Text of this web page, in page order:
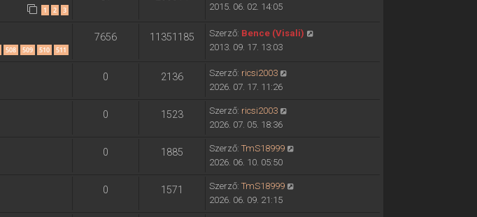
1 2 3
2015. 06. 02. 14:05
508 509 510 511
7656 11351185 Szerző: Bence (Visali)
2013. 09. 17. 13:03
0 2136 Szerző: ricsi2003
2026. 07. 17. 11:26
0 1523 Szerző: ricsi2003
2026. 07. 05. 18:36
0 1885 Szerző: TmS18999
2026. 06. 10. 05:50
0 1571 Szerző: TmS18999
2026. 06. 09. 21:15